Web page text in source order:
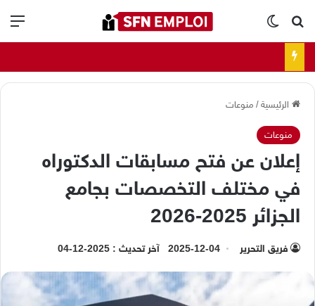
بحث عنالوضع المظلم
الرئيسية/ منوعات
منوعات
إعلان عن فتح مسابقات الدكتوراه
في مختلف التخصصات بجامع
الجزائر 2025-2026
فريق التحرير 2025-12-04 آخر تحديث : 2025-12-04